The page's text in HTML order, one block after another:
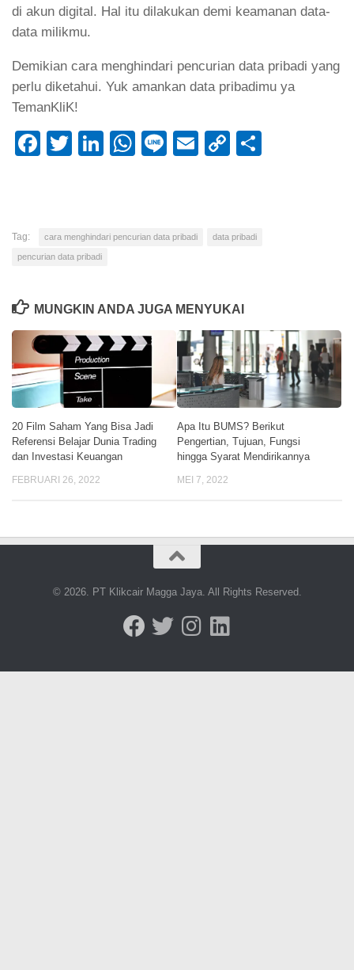
di akun digital. Hal itu dilakukan demi keamanan data-
data milikmu.
Demikian cara menghindari pencurian data pribadi yang
perlu diketahui. Yuk amankan data pribadimu ya
TemanKliK!
Facebook
Twitter
LinkedIn
WhatsApp
LineEmailCopy
Tag: cara menghindari pencurian data pribadi data pribadi
pencurian data pribadi
MUNGKIN ANDA JUGA MENYUKAI
20 Film Saham Yang Bisa Jadi
Referensi Belajar Dunia Trading
dan Investasi Keuangan
FEBRUARI 26, 2022
Apa Itu BUMS? Berikut
Pengertian, Tujuan, Fungsi
hingga Syarat Mendirikannya
MEI 7, 2022
© 2026. PT Klikcair Magga Jaya. All Rights Reserved.